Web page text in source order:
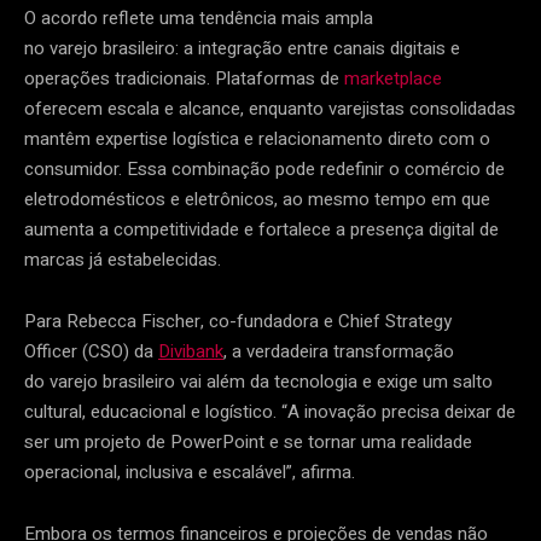
O acordo reflete uma tendência mais ampla
no varejo brasileiro: a integração entre canais digitais e
operações tradicionais. Plataformas de marketplace
oferecem escala e alcance, enquanto varejistas consolidadas
mantêm expertise logística e relacionamento direto com o
consumidor. Essa combinação pode redefinir o comércio de
eletrodomésticos e eletrônicos, ao mesmo tempo em que
aumenta a competitividade e fortalece a presença digital de
marcas já estabelecidas.
Para Rebecca Fischer, co-fundadora e Chief Strategy
Officer (CSO) da Divibank, a verdadeira transformação
do varejo brasileiro vai além da tecnologia e exige um salto
cultural, educacional e logístico. “A inovação precisa deixar de
ser um projeto de PowerPoint e se tornar uma realidade
operacional, inclusiva e escalável”, afirma.
Embora os termos financeiros e projeções de vendas não